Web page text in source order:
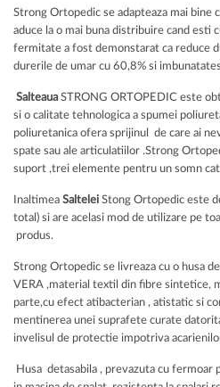
Strong Ortopedic se adapteaza mai bine
aduce la o mai buna distribuire cand esti
fermitate a fost demonstarat ca reduce
durerile de umar cu 60,8% si
SalteauaSTRONG ORTOPEDIC este
si o calitate tehnologica a spumei
poliuretanica ofera sprijinul de care ai
spate sau ale articulatiilor .Strong
suport ,trei elemente pentru un somn
Inaltimea Saltelei Stong Ortopedic este
total) si are acelasi mod de utilizare pe
produs.
Strong Ortopedic se livreaza cu o husa
VERA ,material textil din fibre sintetice,
parte,cu efect atibacterian , atistatic si
mentinerea unei suprafete curate
invelisul de protectie impotriva
Husa detasabila , prevazuta cu fermoar